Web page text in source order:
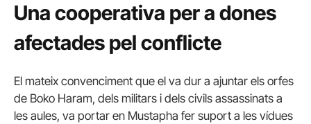
Una cooperativa per a dones
afectades pel conflicte
El mateix convenciment que el va dur a ajuntar els orfes
de Boko Haram, dels militars i dels civils assassinats a
les aules, va portar en Mustapha fer suport a les vídues